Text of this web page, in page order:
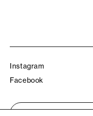
Instagram
Facebook